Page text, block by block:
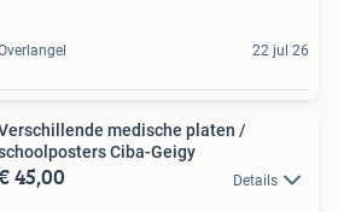
22 jul 26
medische platen /
Ciba-Geigy
45,00 Details